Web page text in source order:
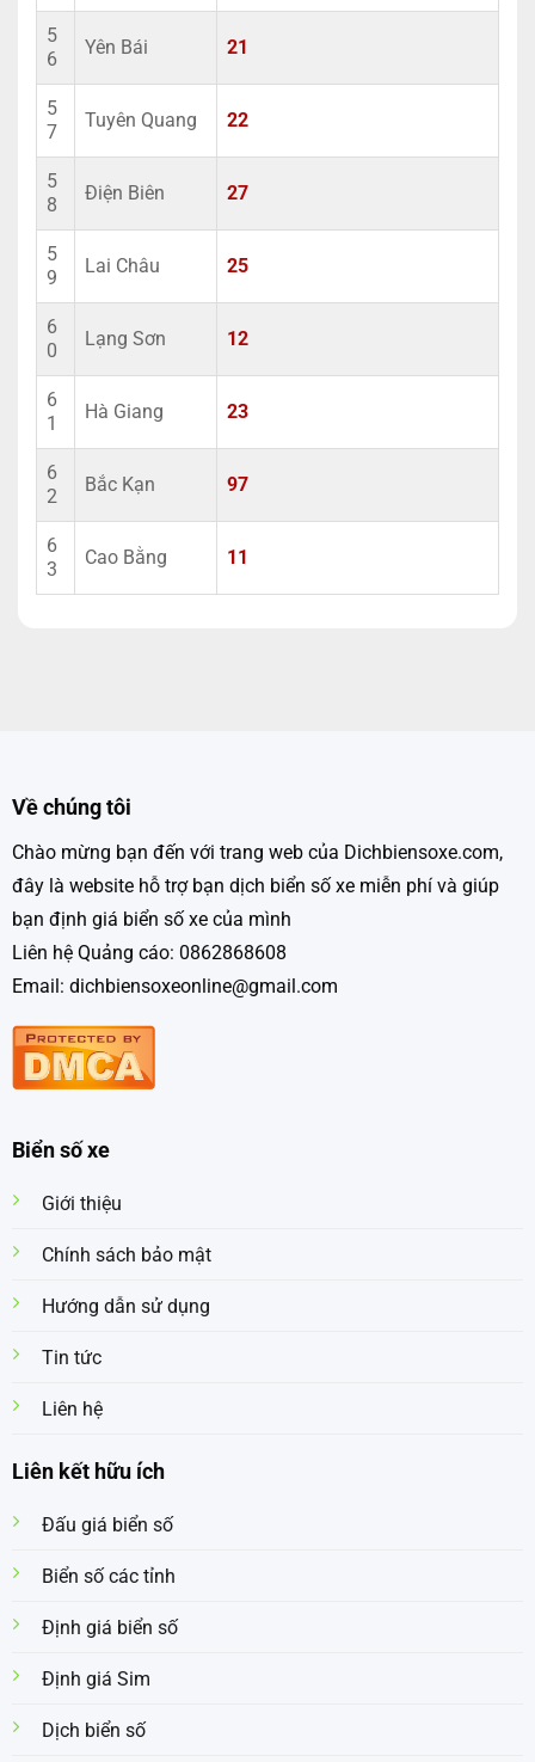
5
6
Yên Bái 21
5
7
Tuyên Quang 22
5
8
Điện Biên 27
5
9
Lai Châu 25
6
0
Lạng Sơn 12
6
1
Hà Giang 23
6
2
Bắc Kạn 97
6
3
Cao Bằng 11
Về chúng tôi
Chào mừng bạn đến với trang web của Dichbiensoxe.com,
đây là website hỗ trợ bạn dịch biển số xe miễn phí và giúp
bạn định giá biển số xe của mình
Liên hệ Quảng cáo: 0862868608
Email: dichbiensoxeonline@gmail.com
Biển số xe
Giới thiệu
Chính sách bảo mật
Hướng dẫn sử dụng
Tin tức
Liên hệ
Liên kết hữu ích
Đấu giá biển số
Biển số các tỉnh
Định giá biển số
Định giá Sim
Dịch biển số